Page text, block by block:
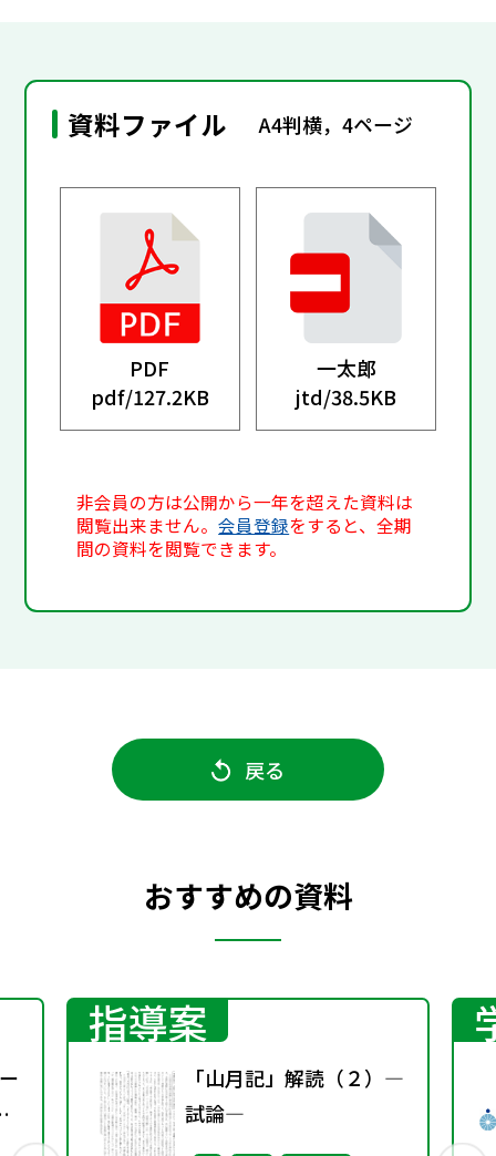
資料ファイル A4判横，4ページ
PDF
pdf/127.2KB
一太郎
jtd/38.5KB
非会員の方は公開から一年を超えた資料は
閲覧出来ません。会員登録をすると、全期
間の資料を閲覧できます。
戻る
おすすめの資料
指導案
「山月記」解読（２）―
試論―